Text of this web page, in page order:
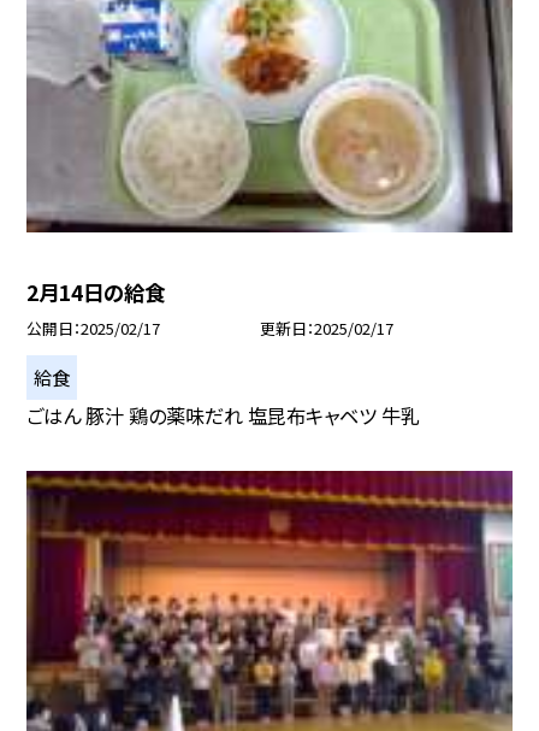
2月14日の給食
公開日 2025/02/17 更新日 2025/02/17
給食
ごはん 豚汁 鶏の薬味だれ 塩昆布キャベツ 牛乳